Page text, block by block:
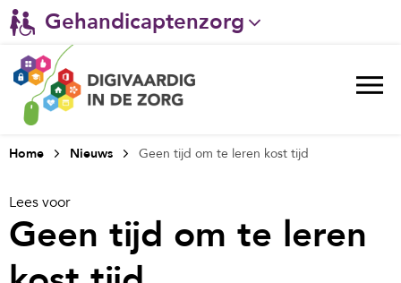
Gehandicaptenzorg
Verpleeghuiszorg & Zorg thuis
Ggz
Ziekenhuizen
Huisartsenzorg
Welzijn / sociaal werk
Home Nieuws Geen tijd om te leren kost tijd
Lees voor
Geen tijd om te leren